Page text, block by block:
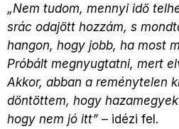
„Nem tudom, mennyi idő
srác odajött hozzám, s
hangon, hogy jobb, ha most
Próbált megnyugtatni, mert
Akkor, abban a reménytelen
döntöttem, hogy
hogy nem jó itt” – idézi fel.